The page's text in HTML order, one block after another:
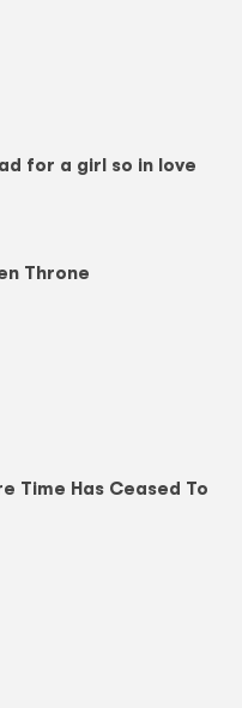
for a girl so in love
Throne
Time Has Ceased To